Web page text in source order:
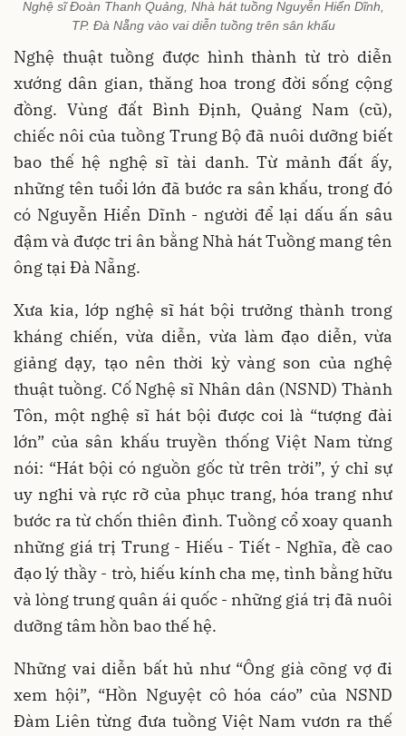
Nghệ sĩ Đoàn Thanh Quảng, Nhà hát tuồng Nguyễn Hiển Dĩnh,
TP. Đà Nẵng vào vai diễn tuồng trên sân khấu
Nghệ thuật tuồng được hình thành từ trò diễn
xướng dân gian, thăng hoa trong đời sống cộng
đồng. Vùng đất Bình Định, Quảng Nam (cũ),
chiếc nôi của tuồng Trung Bộ đã nuôi dưỡng biết
bao thế hệ nghệ sĩ tài danh. Từ mảnh đất ấy,
những tên tuổi lớn đã bước ra sân khấu, trong đó
có Nguyễn Hiển Dĩnh - người để lại dấu ấn sâu
đậm và được tri ân bằng Nhà hát Tuồng mang tên
ông tại Đà Nẵng.
Xưa kia, lớp nghệ sĩ hát bội trưởng thành trong
kháng chiến, vừa diễn, vừa làm đạo diễn, vừa
giảng dạy, tạo nên thời kỳ vàng son của nghệ
thuật tuồng. Cố Nghệ sĩ Nhân dân (NSND) Thành
Tôn, một nghệ sĩ hát bội được coi là “tượng đài
lớn” của sân khấu truyền thống Việt Nam từng
nói: “Hát bội có nguồn gốc từ trên trời”, ý chỉ sự
uy nghi và rực rỡ của phục trang, hóa trang như
bước ra từ chốn thiên đình. Tuồng cổ xoay quanh
những giá trị Trung - Hiếu - Tiết - Nghĩa, đề cao
đạo lý thầy - trò, hiếu kính cha mẹ, tình bằng hữu
và lòng trung quân ái quốc - những giá trị đã nuôi
dưỡng tâm hồn bao thế hệ.
Những vai diễn bất hủ như “Ông già cõng vợ đi
xem hội”, “Hồn Nguyệt cô hóa cáo” của NSND
Đàm Liên từng đưa tuồng Việt Nam vươn ra thế